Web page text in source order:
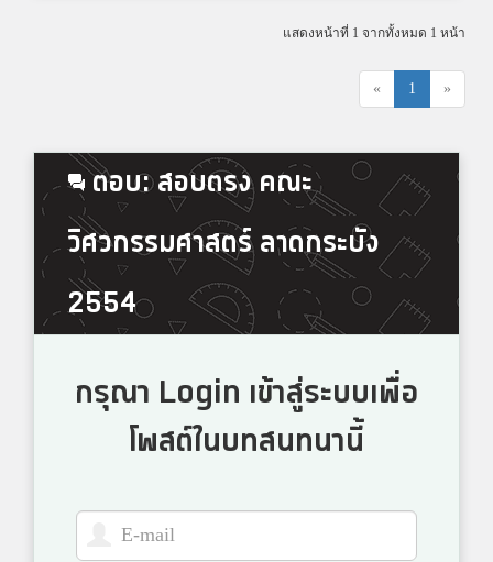
แสดงหน้าที่ 1 จากทั้งหมด 1 หน้า
« 1 »
ตอบ: สอบตรง คณะ
วิศวกรรมศาสตร์ ลาดกระบัง
2554
กรุณา Login เข้าสู่ระบบเพื่อ
โพสต์ในบทสนทนานี้